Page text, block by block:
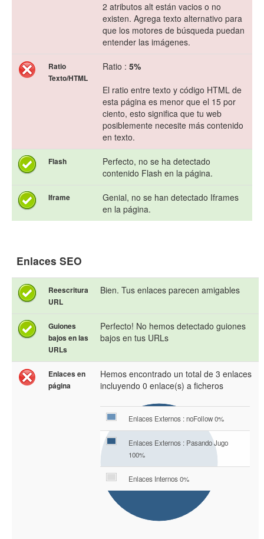
2 atributos alt están vacios o no
existen. Agrega texto alternativo para
que los motores de búsqueda puedan
entender las imágenes.
Ratio
Texto/HTML
Ratio : 5%
El ratio entre texto y código HTML de
esta página es menor que el 15 por
ciento, esto significa que tu web
posiblemente necesite más contenido
en texto.
Flash
Perfecto, no se ha detectado
contenido Flash en la página.
Iframe
Genial, no se han detectado Iframes
en la página.
Enlaces SEO
Reescritura
URL
Bien. Tus enlaces parecen amigables
Guiones
bajos en las
URLs
Perfecto! No hemos detectado guiones
bajos en tus URLs
Enlaces en
página
Hemos encontrado un total de 3 enlaces
incluyendo 0 enlace(s) a ficheros
Enlaces Externos : noFollow 0%
Enlaces Externos : Pasando Jugo
100%
Enlaces Internos 0%